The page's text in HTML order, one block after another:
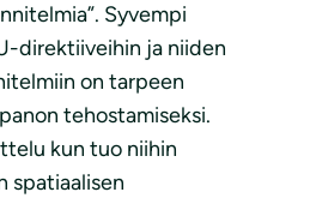
Syvempi
direktiiveihin ja niiden
on tarpeen
tehostamiseksi.
kun tuo niihin
spatiaalisen